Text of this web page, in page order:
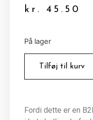
kr. 45.50
På lager
Tilføj til kurv
Fordi dette er en